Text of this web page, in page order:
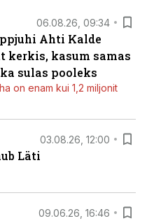
06.08.26, 09:34
Ahti Kalde
kerkis, kasum samas
sulas pooleks
on enam kui 1,2 miljonit
03.08.26, 12:00
Läti
09.06.26, 16:46